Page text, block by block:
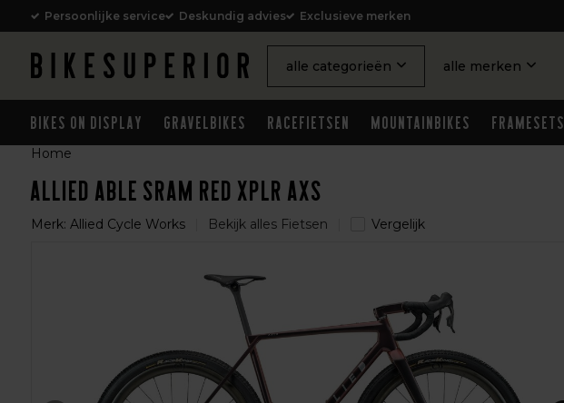
Persoonlijke service Deskundig advies Exclusieve merken
alle categorieën alle merken
Bikes on Display Gravelbikes Racefietsen Mountainbikes Framesets
Home
Allied Able Sram Red XPLR AXS
Merk: Allied Cycle Works Bekijk alles Fietsen Vergelijk